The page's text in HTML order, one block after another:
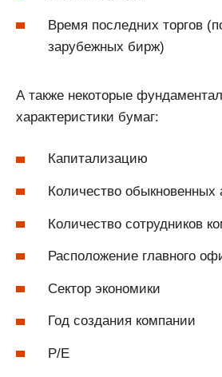
Время последних торгов
зарубежных бирж)
А также некоторые
характеристики бумаг:
Капитализацию
Количество обыкновенных
Количество сотрудников
Расположение главного
Сектор экономики
Год создания компании
P/E